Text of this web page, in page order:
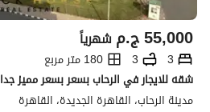
ج.م55,000 شهرياً
3
3
180 متر مربع
شقه للايجار في الرحاب بسعر بسعر مميز جدا
مدينة الرحاب، القاهرة الجديدة، القاهرة